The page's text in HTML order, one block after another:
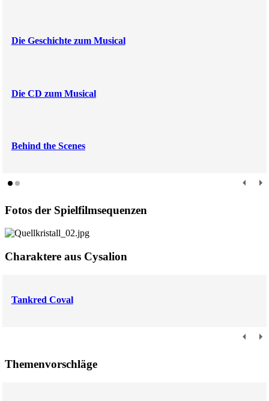
Die Geschichte zum Musical
Die CD zum Musical
Behind the Scenes
Fotos der Spielfilmsequenzen
Charaktere aus Cysalion
Tankred Coval
Themenvorschläge